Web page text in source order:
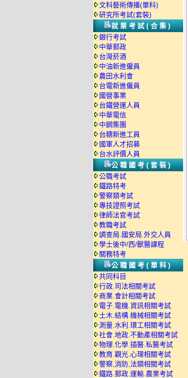
文科藝術傳播(單科)
研究所考試(套裝)
就業考試(合集)
銀行考試
中華郵政
台灣菸酒
中油新進僱員
農田水利會
台電新進僱員
國營事業
台鐵營運人員
中華電信
中鋼集團
台糖新進工員
國軍人才招募
台水評價人員
公職國考(套裝)
公職考試
鐵路特考
警察類考試
專技證照考試
律師法官考試
教職考試
調查局.國安局.外交人員
學士後中/西/獸醫課程
關務特考
公職國考(單科)
共同科目
行政.司法相關考試
商業.會計相關考試
電子.電機.資訊相關考試
土木.結構.機械相關考試
測量.水利.環工相關考試
社會.地政.不動產相關考試
物理.化學.插醫.私醫考試
教育.觀光.心理相關考試
警察,消防,法類相關考試
鐵路.郵政.運輸.農業考試